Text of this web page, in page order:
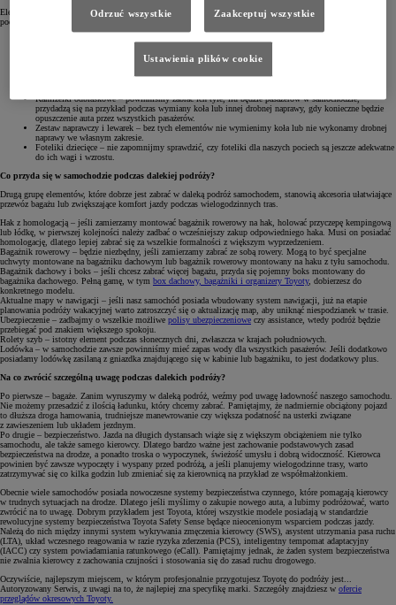
Elementy wyposażenia samochodu, które powinniśmy mieć ze sobą podczas dalekiej podróży, możemy
podzielić w zasadzie na dwie kategorie. Do pierwszej z nich należą wszelkie akcesoria obowiązkowe.
Apteczka – sprawdźmy jej zawartość, uzupełnijmy braki, wymieńmy rzeczy, których ważność już
Gaśnica – powinna posiadać aktualną homologację, czyli gwarancję terminu ważności wraz z
Trójkąt ostrzegawczy – skontrolujmy jego stan i umieśćmy w dobrze dostępnym miejscu, żeby
Kamizelki odblaskowe – powinniśmy zabrać ich tyle, ilu będzie pasażerów w samochodzie,
przydadzą się na przykład podczas wymiany koła lub innej drobnej naprawy, gdy konieczne będzie
opuszczenie auta przez wszystkich pasażerów.
Zestaw naprawczy i lewarek – bez tych elementów nie wymienimy koła lub nie wykonamy drobnej
naprawy we własnym zakresie.
Foteliki dziecięce – nie zapomnijmy sprawdzić, czy foteliki dla naszych pociech są jeszcze adekwatne
do ich wagi i wzrostu.
Co przyda się w samochodzie podczas dalekiej podróży?
Drugą grupę elementów, które dobrze jest zabrać w daleką podróż samochodem, stanowią akcesoria ułatwiające
przewóz bagażu lub zwiększające komfort jazdy podczas wielogodzinnych tras.
Hak z homologacją – jeśli zamierzamy montować bagażnik rowerowy na hak, holować przyczepę kempingową
lub łódkę, w pierwszej kolejności należy zadbać o wcześniejszy zakup odpowiedniego haka. Musi on posiadać
homologację, dlatego lepiej zabrać się za wszelkie formalności z większym wyprzedzeniem.
Bagażnik rowerowy – będzie niezbędny, jeśli zamierzamy zabrać ze sobą rowery. Mogą to być specjalne
uchwyty montowane na bagażniku dachowym lub bagażnik rowerowy montowany na haku z tyłu samochodu.
Bagażnik dachowy i boks – jeśli chcesz zabrać więcej bagażu, przyda się pojemny boks montowany do
bagażnika dachowego. Pełną gamę, w tym box dachowy, bagażniki i organizery Toyoty, dobierzesz do
konkretnego modelu.
Aktualne mapy w nawigacji – jeśli nasz samochód posiada wbudowany system nawigacji, już na etapie
planowania podróży wakacyjnej warto zatroszczyć się o aktualizację map, aby uniknąć niespodzianek w trasie.
Ubezpieczenie – zadbajmy o wszelkie możliwe polisy ubezpieczeniowe czy assistance, wtedy podróż będzie
przebiegać pod znakiem większego spokoju.
Rolety szyb – istotny element podczas słonecznych dni, zwłaszcza w krajach południowych.
Lodówka – w samochodzie zawsze powinniśmy mieć zapas wody dla wszystkich pasażerów. Jeśli dodatkowo
posiadamy lodówkę zasilaną z gniazdka znajdującego się w kabinie lub bagażniku, to jest dodatkowy plus.
Na co zwrócić szczególną uwagę podczas dalekich podróży?
Po pierwsze – bagaże. Zanim wyruszymy w daleką podróż, weźmy pod uwagę ładowność naszego samochodu.
Nie możemy przesadzić z ilością ładunku, który chcemy zabrać. Pamiętajmy, że nadmiernie obciążony pojazd
to dłuższa droga hamowania, trudniejsze manewrowanie czy większa podatność na usterki związane
z zawieszeniem lub układem jezdnym.
Po drugie – bezpieczeństwo. Jazda na długich dystansach wiąże się z większym obciążeniem nie tylko
samochodu, ale także samego kierowcy. Dlatego bardzo ważne jest zachowanie podstawowych zasad
bezpieczeństwa na drodze, a ponadto troska o wypoczynek, świeżość umysłu i dobrą widoczność. Kierowca
powinien być zawsze wypoczęty i wyspany przed podróżą, a jeśli planujemy wielogodzinne trasy, warto
zatrzymywać się co kilka godzin lub zmieniać się za kierownicą na przykład ze współmałżonkiem.
Obecnie wiele samochodów posiada nowoczesne systemy bezpieczeństwa czynnego, które pomagają kierowcy
w trudnych sytuacjach na drodze. Dlatego jeśli myślimy o zakupie nowego auta, a lubimy podróżować, warto
zwrócić na to uwagę. Dobrym przykładem jest Toyota, której wszystkie modele posiadają w standardzie
rewolucyjne systemy bezpieczeństwa Toyota Safety Sense będące nieocenionym wsparciem podczas jazdy.
Należą do nich między innymi system wykrywania zmęczenia kierowcy (SWS), asystent utrzymania pasa ruchu
(LTA), układ wczesnego reagowania w razie ryzyka zderzenia (PCS), inteligentny tempomat adaptacyjny
(IACC) czy system powiadamiania ratunkowego (eCall). Pamiętajmy jednak, że żaden system bezpieczeństwa
nie zwalnia kierowcy z zachowania czujności i stosowania się do zasad ruchu drogowego.
Oczywiście, najlepszym miejscem, w którym profesjonalnie przygotujesz Toyotę do podróży jest...
Autoryzowany Serwis, z uwagi na to, że najlepiej zna specyfikę marki. Szczegóły znajdziesz w ofercie
przeglądów okresowych Toyoty.
Odrzuć wszystkie Zaakceptuj wszystkie
Ustawienia plików cookie